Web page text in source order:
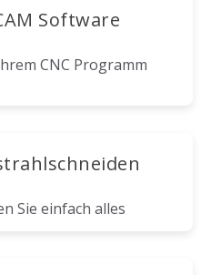
Software
CNC Programm
Sie einfach alles